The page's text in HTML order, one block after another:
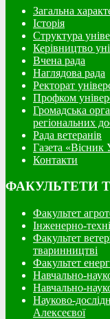
Загальна
Історія
Структура
Керівництво
Вчена рада
Наглядова рада
Ректорат
Профком
Громадська
регіональних
Рада ветеранів
Газета «Вісник
Контакти
ФАКУЛЬТЕТИ
Факультет
Інженерно-
Факультет
тваринництві
Факультет
Навчально-
Навчально-
Науково-
Алексеєвої